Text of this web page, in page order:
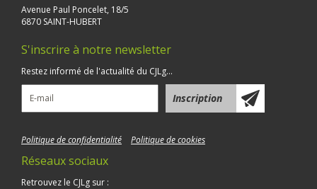
Avenue Paul Poncelet, 18/5
6870 SAINT-HUBERT
S'inscrire à notre newsletter
Restez informé de l'actualité du CJLg...
Politique de confidentialité Politique de cookies
Réseaux sociaux
Retrouvez le CJLg sur :